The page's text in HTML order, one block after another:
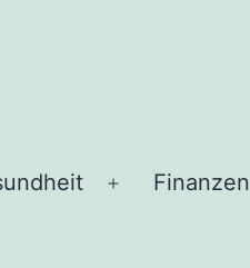
Menü
Finanzen